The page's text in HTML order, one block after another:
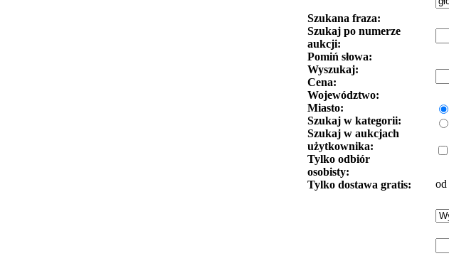
Szukana fraza:
Szukaj po numerze
aukcji:
Pomiń słowa:
Wyszukaj:
Cena:
Województwo:
Miasto:
Szukaj w kategorii:
Szukaj w aukcjach
użytkownika:
Tylko odbiór
osobisty:
Tylko dostawa gratis:
od